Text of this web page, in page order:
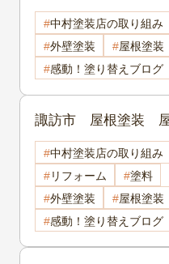
ならではの品質保証
中村塗装店の信頼施
中村塗装店の取り組み
外壁塗装
屋根塗装
感動！塗り替えブログ
諏訪市 屋根塗装 屋
したい！諏訪市でよ
化サインとは？
中村塗装店の取り組み
リフォーム
塗料
外壁塗装
屋根塗装
感動！塗り替えブログ